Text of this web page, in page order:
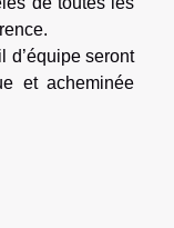
d’équipe seront
et acheminée